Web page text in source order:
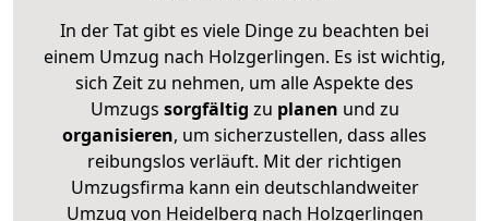
In der Tat gibt es viele Dinge zu beachten bei
einem Umzug nach Holzgerlingen. Es ist wichtig,
sich Zeit zu nehmen, um alle Aspekte des
Umzugs sorgfältig zu planen und zu
organisieren, um sicherzustellen, dass alles
reibungslos verläuft. Mit der richtigen
Umzugsfirma kann ein deutschlandweiter
Umzug von Heidelberg nach Holzgerlingen